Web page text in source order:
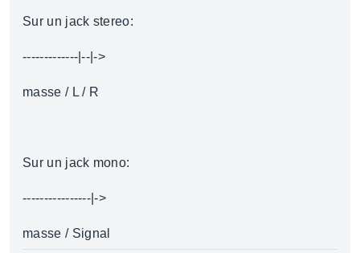
Sur un jack stereo:
-------------|--|->
masse / L / R
Sur un jack mono:
----------------|->
masse / Signal